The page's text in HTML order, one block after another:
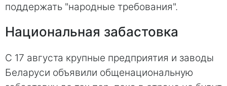
поддержать "народные требования".
Национальная забастовка
С 17 августа крупные предприятия и заводы
Беларуси объявили общенациональную